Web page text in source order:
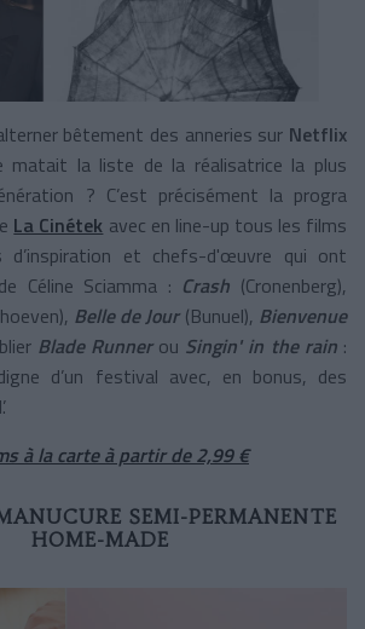
bêtement des anneries sur Netflix
matait la liste de la réalisatrice la plus
? C’est précisément la progra
La Cinétek avec en line-up tous les films
et chefs-d'œuvre qui ont
Céline Sciamma : Crash (Cronenberg),
Belle de Jour(Bunuel), Bienvenue
Blade Runnerou Singin' in the rain:
d’un festival avec, en bonus, des
à la carte à partir de 2,99 €
SEMI-PERMANENTE
HOME-MADE